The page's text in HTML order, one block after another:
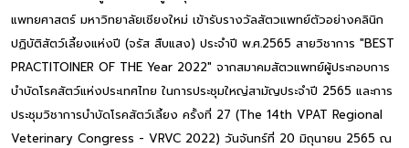
แพทยศาสตร์ มหาวิทยาลัยเชียงใหม่ เข้ารับรางวัลสัตวแพทย์ตัวอย่างคลินิก
ปฏิบัติสัตว์เลี้ยงแห่งปี (จรัส สืบแสง) ประจำปี พ.ศ.2565 สายวิชาการ "BEST
PRACTITOINER OF THE Year 2022" จากสมาคมสัตวแพทย์ผู้ประกอบการ
บำบัดโรคสัตว์แห่งประเทศไทย ในการประชุมใหญ่สามัญประจำปี 2565 และการ
ประชุมวิชาการบำบัดโรคสัตว์เลี้ยง ครั้งที่ 27 (The 14th VPAT Regional
Veterinary Congress - VRVC 2022) วันจันทร์ที่ 20 มิถุนายน 2565 ณ